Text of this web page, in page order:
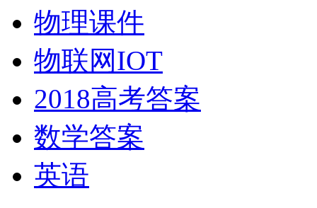
物理课件
物联网IOT
2018高考答案
数学答案
英语